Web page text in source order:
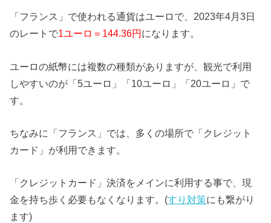
「フランス」で使われる通貨はユーロで、2023年4月3日
のレートで1ユーロ＝144.36円になります。
ユーロの紙幣には複数の種類がありますが、観光で利用
しやすいのが「5ユーロ」「10ユーロ」「20ユーロ」で
す。
ちなみに「フランス」では、多くの場所で「クレジット
カード」が利用できます。
「クレジットカード」決済をメインに利用する事で、現
金を持ち歩く必要もなくなります。(すり対策にも繋がり
ます)